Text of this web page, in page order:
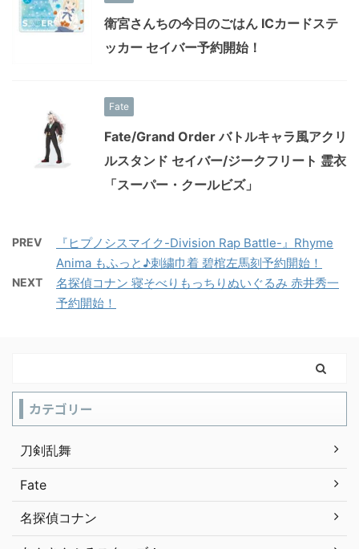
衛宮さんちの今日のごはん ICカードステ
ッカー セイバー予約開始！
Fate
Fate/Grand Order バトルキャラ風アクリ
ルスタンド セイバー/ジークフリート 霊衣
「スーパー・クールビズ」
PREV
『ヒプノシスマイク-Division Rap Battle-』Rhyme
Anima もふっと♪刺繍巾着 碧棺左馬刻予約開始！
NEXT
名探偵コナン 寝そべりもっちりぬいぐるみ 赤井秀一
予約開始！
カテゴリー
刀剣乱舞
Fate
名探偵コナン